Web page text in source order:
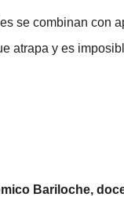
se combinan con
atrapa y es
Bariloche,